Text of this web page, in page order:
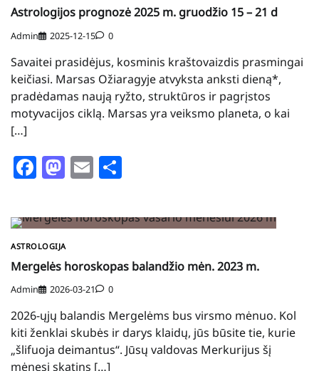
Astrologijos prognozė 2025 m. gruodžio 15 – 21 d
Admin 2025-12-15 0
Savaitei prasidėjus, kosminis kraštovaizdis prasmingai
keičiasi. Marsas Ožiaragyje atvyksta anksti dieną*,
pradėdamas naują ryžto, struktūros ir pagrįstos
motyvacijos ciklą. Marsas yra veiksmo planeta, o kai
[…]
Facebook
Mastodon
Email
ASTROLOGIJA
Mergelės horoskopas balandžio mėn. 2023 m.
Admin 2026-03-21 0
2026-ųjų balandis Mergelėms bus virsmo mėnuo. Kol
kiti ženklai skubės ir darys klaidų, jūs būsite tie, kurie
„šlifuoja deimantus“. Jūsų valdovas Merkurijus šį
mėnesį skatins […]